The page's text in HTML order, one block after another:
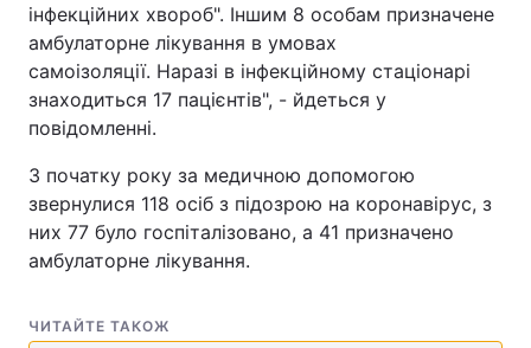
Зброя Інциденти
Туризм
Цікавинки
Лонгріди
Відео з Youtube
інфекційних хвороб". Іншим 8 особам призначене
амбулаторне лікування в умовах
самоізоляції. Наразі в інфекційному стаціонарі
знаходиться 17 пацієнтів", - йдеться у
повідомленні.
З початку року за медичною допомогою
звернулися 118 осіб з підозрою на коронавірус, з
них 77 було госпіталізовано, а 41 призначено
амбулаторне лікування.
ЧИТАЙТЕ ТАКОЖ